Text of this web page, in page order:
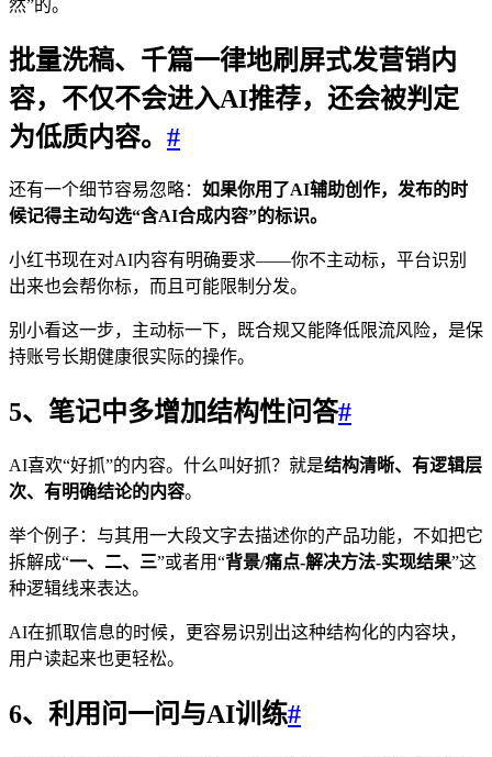
然”的。
批量洗稿、千篇一律地刷屏式发营销内
容，不仅不会进入AI推荐，还会被判定
为低质内容。 #
还有一个细节容易忽略： 如果你用了AI辅助创作，发布的时
候记得主动勾选“含AI合成内容”的标识。
小红书现在对AI内容有明确要求——你不主动标，平台识别
出来也会帮你标，而且可能限制分发。
别小看这一步，主动标一下，既合规又能降低限流风险，是保
持账号长期健康很实际的操作。
5、笔记中多增加结构性问答#
AI喜欢“好抓”的内容。什么叫好抓？就是结构清晰、有逻辑层
次、有明确结论的内容。
举个例子：与其用一大段文字去描述你的产品功能，不如把它
拆解成“一、二、三”或者用“背景/痛点-解决方法-实现结果”这
种逻辑线来表达。
AI在抓取信息的时候，更容易识别出这种结构化的内容块，
用户读起来也更轻松。
6、利用问一问与AI训练#